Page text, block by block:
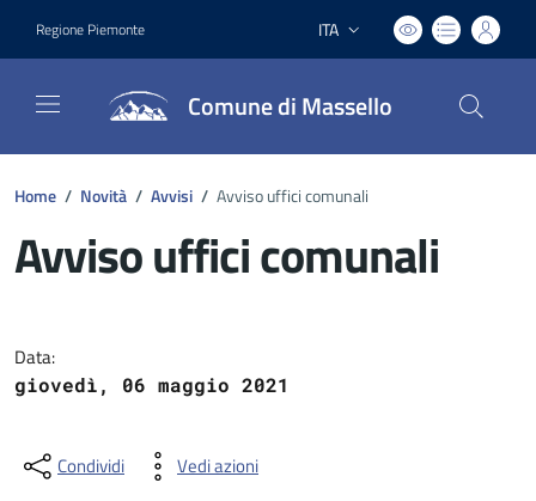
Regione Piemonte Lingua attiva:
ITA
Comune di Massello
Home / Novità / Avvisi / Avviso uffici comunali
Avviso uffici comunali
Data:
giovedì, 06 maggio 2021
Condividi Vedi azioni